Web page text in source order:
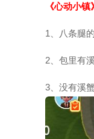
《心动小
1、八条腿
2、包里有
3、没有溪